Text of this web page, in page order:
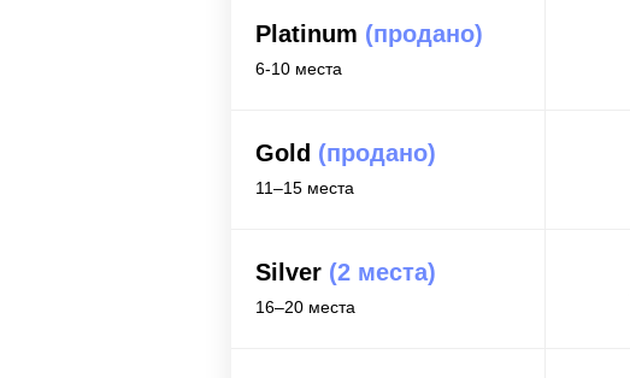
Platinum (продано)
6-10 места
Gold (продано)
11–15 места
Silver (2 места)
16–20 места